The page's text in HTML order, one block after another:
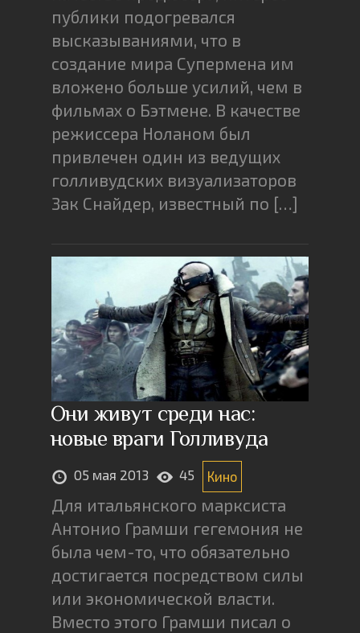
публики подогревался
высказываниями, что в
создание мира Супермена им
вложено больше усилий, чем в
фильмах о Бэтмене. В качестве
режиссера Ноланом был
привлечен один из ведущих
голливудских визуализаторов
Зак Снайдер, известный по […]
Они живут среди нас:
новые враги Голливуда
05 мая 2013 45 Кино
Для итальянского марксиста
Антонио Грамши гегемония не
была чем-то, что обязательно
достигается посредством силы
или экономической власти.
Вместо этого Грамши писал о